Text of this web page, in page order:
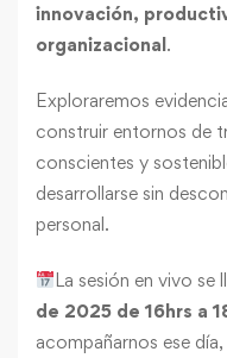
innovación,
organizacional.
Exploraremos
construir entornos de
conscientes y
desarrollarse sin
personal.
La sesión en vivo se
de 2025 de 16hrs a
acompañarnos ese